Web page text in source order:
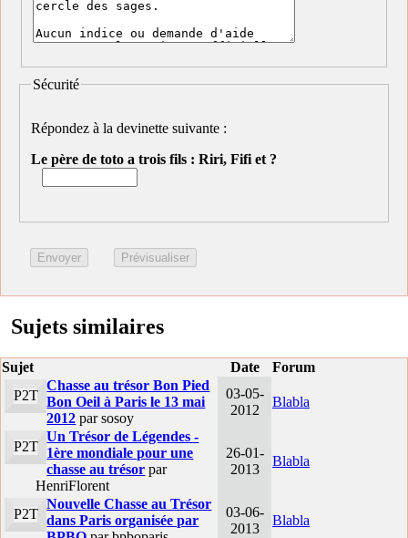
Sécurité
Répondez à la devinette suivante :
Le père de toto a trois fils : Riri, Fifi et ?
Sujets similaires
Sujet Date
Forum
P2T
Chasse au trésor Bon Pied
Bon Oeil à Paris le 13 mai
2012 par sosoy
03-05-
2012
Blabla
P2T
Un Trésor de Légendes -
1ère mondiale pour une
chasse au trésor par
HenriFlorent
26-01-
2013
Blabla
P2T
Nouvelle Chasse au Trésor
dans Paris organisée par
03-06-
2013
Blabla